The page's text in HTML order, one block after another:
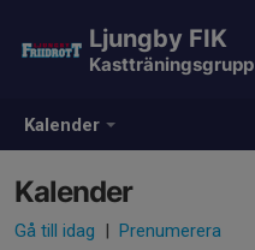
Kalender
Ljungby FIK
Kastträningsgrupp
Kalender
Gå till idag | Prenumerera